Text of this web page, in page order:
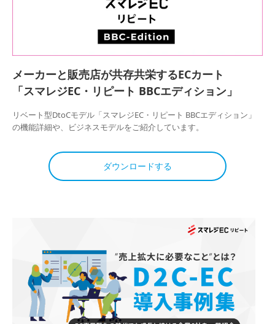
メーカーと販売店が共存共栄するECカート
「スマレジEC・リピート BBCエディション」
リベート型DtoCモデル「スマレジEC・リピート BBCエディション」
の機能詳細や、ビジネスモデルをご紹介しています。
ダウンロードする